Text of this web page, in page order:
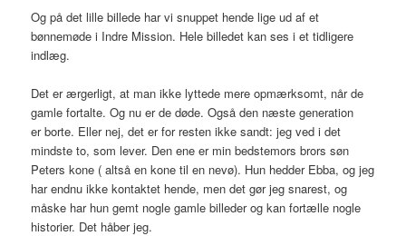
Og på det lille billede har vi snuppet hende lige ud af et
bønnemøde i Indre Mission. Hele billedet kan ses i et tidligere
indlæg.
Det er ærgerligt, at man ikke lyttede mere opmærksomt, når de
gamle fortalte. Og nu er de døde. Også den næste generation
er borte. Eller nej, det er for resten ikke sandt: jeg ved i det
mindste to, som lever. Den ene er min bedstemors brors søn
Peters kone ( altså en kone til en nevø). Hun hedder Ebba, og jeg
har endnu ikke kontaktet hende, men det gør jeg snarest, og
måske har hun gemt nogle gamle billeder og kan fortælle nogle
historier. Det håber jeg.